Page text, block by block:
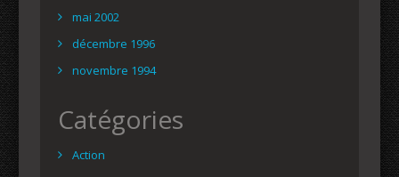
mai 2002
décembre 1996
novembre 1994
Catégories
Action